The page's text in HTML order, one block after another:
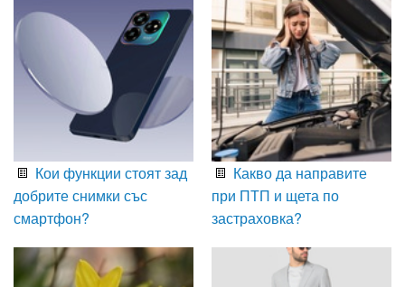
Кои функции стоят зад
добрите снимки със
смартфон?
Какво да направите
при ПТП и щета по
застраховка?